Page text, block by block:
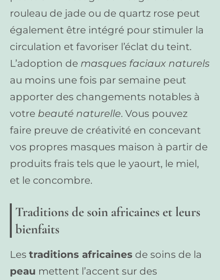
rouleau de jade ou de quartz rose peut
également être intégré pour stimuler la
circulation et favoriser l’éclat du teint.
L’adoption de masques faciaux naturels
au moins une fois par semaine peut
apporter des changements notables à
votre beauté naturelle. Vous pouvez
faire preuve de créativité en concevant
vos propres masques maison à partir de
produits frais tels que le yaourt, le miel,
et le concombre.
Traditions de soin africaines et leurs
bienfaits
Les traditions africaines de soins de la
peau mettent l’accent sur des